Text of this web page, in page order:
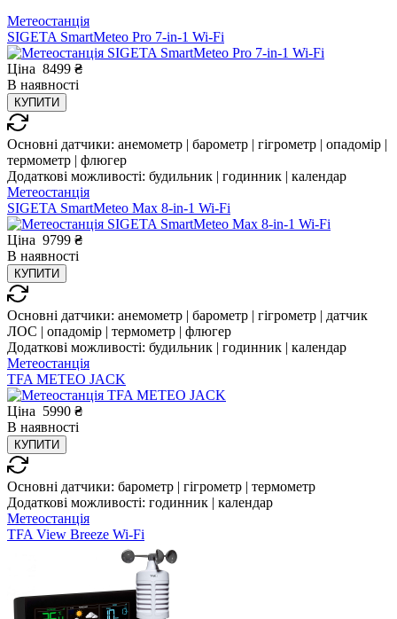
Метеостанція
SIGETA SmartMeteo Pro 7-in-1 Wi-Fi
Ціна 8499 ₴
В наявності
КУПИТИ
Основні датчики: анемометр | барометр | гігрометр | опадомір |
термометр | флюгер
Додаткові можливості: будильник | годинник | календар
Метеостанція
SIGETA SmartMeteo Max 8-in-1 Wi-Fi
Ціна 9799 ₴
В наявності
КУПИТИ
Основні датчики: анемометр | барометр | гігрометр | датчик
ЛОС | опадомір | термометр | флюгер
Додаткові можливості: будильник | годинник | календар
Метеостанція
TFA METEO JACK
Ціна 5990 ₴
В наявності
КУПИТИ
Основні датчики: барометр | гігрометр | термометр
Додаткові можливості: годинник | календар
Метеостанція
TFA View Breeze Wi-Fi